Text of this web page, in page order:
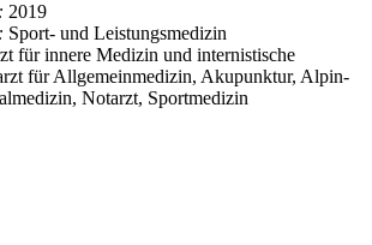
2019
Sport- und Leistungsmedizin
für innere Medizin und internistische
für Allgemeinmedizin, Akupunktur, Alpin-
Notarzt, Sportmedizin